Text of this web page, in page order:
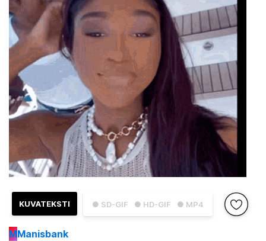
● SD-GIF ● HD-GIF ● MP4
KUVATEKSTI
MManisbank